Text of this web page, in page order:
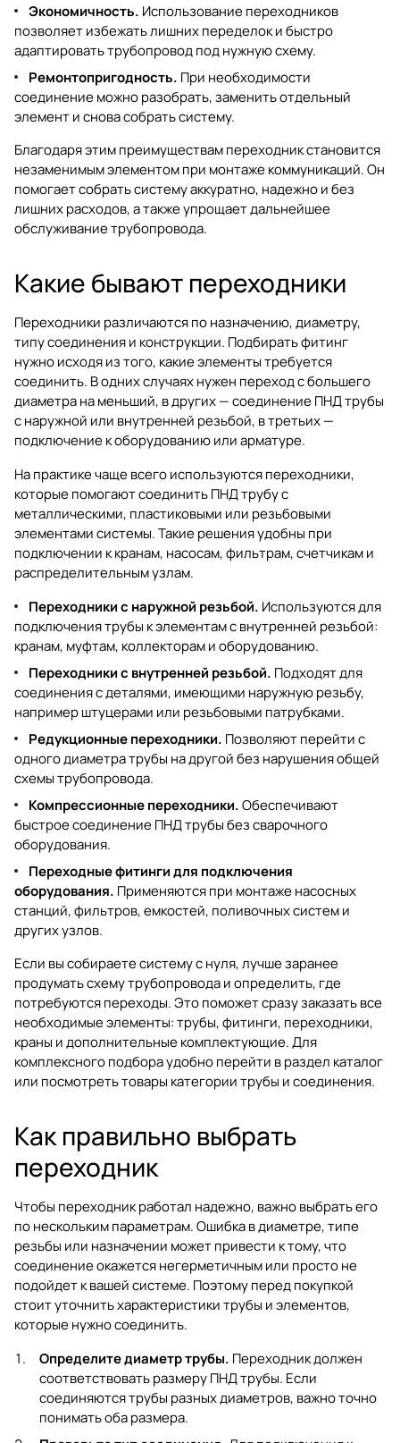
Экономичность. Использование переходников
позволяет избежать лишних переделок и быстро
адаптировать трубопровод под нужную схему.
Ремонтопригодность. При необходимости
соединение можно разобрать, заменить отдельный
элемент и снова собрать систему.
Благодаря этим преимуществам переходник становится
незаменимым элементом при монтаже коммуникаций. Он
помогает собрать систему аккуратно, надежно и без
лишних расходов, а также упрощает дальнейшее
обслуживание трубопровода.
Какие бывают переходники
Переходники различаются по назначению, диаметру,
типу соединения и конструкции. Подбирать фитинг
нужно исходя из того, какие элементы требуется
соединить. В одних случаях нужен переход с большего
диаметра на меньший, в других — соединение ПНД трубы
с наружной или внутренней резьбой, в третьих —
подключение к оборудованию или арматуре.
На практике чаще всего используются переходники,
которые помогают соединить ПНД трубу с
металлическими, пластиковыми или резьбовыми
элементами системы. Такие решения удобны при
подключении к кранам, насосам, фильтрам, счетчикам и
распределительным узлам.
Переходники с наружной резьбой. Используются для
подключения трубы к элементам с внутренней резьбой:
кранам, муфтам, коллекторам и оборудованию.
Переходники с внутренней резьбой. Подходят для
соединения с деталями, имеющими наружную резьбу,
например штуцерами или резьбовыми патрубками.
Редукционные переходники. Позволяют перейти с
одного диаметра трубы на другой без нарушения общей
схемы трубопровода.
Компрессионные переходники.Обеспечивают
быстрое соединение ПНД трубы без сварочного
оборудования.
Переходные фитинги для подключения
оборудования. Применяются при монтаже насосных
станций, фильтров, емкостей, поливочных систем и
других узлов.
Если вы собираете систему с нуля, лучше заранее
продумать схему трубопровода и определить, где
потребуются переходы. Это поможет сразу заказать все
необходимые элементы: трубы, фитинги, переходники,
краны и дополнительные комплектующие. Для
комплексного подбора удобно перейти в раздел каталог
или посмотреть товары категориитрубы и соединения.
Как правильно выбрать
переходник
Чтобы переходник работал надежно, важно выбрать его
по нескольким параметрам. Ошибка в диаметре, типе
резьбы или назначении может привести к тому, что
соединение окажется негерметичным или просто не
подойдет к вашей системе. Поэтому перед покупкой
стоит уточнить характеристики трубы и элементов,
которые нужно соединить.
Определите диаметр трубы. Переходник должен
соответствовать размеру ПНД трубы. Если
соединяются трубы разных диаметров, важно точно
понимать оба размера.